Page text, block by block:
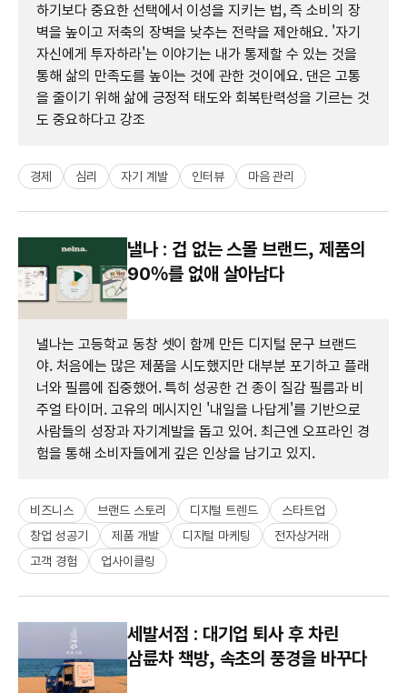
하기보다 중요한 선택에서 이성을 지키는 법, 즉 소비의 장
벽을 높이고 저축의 장벽을 낮추는 전략을 제안해요. '자기
자신에게 투자하라'는 이야기는 내가 통제할 수 있는 것을
통해 삶의 만족도를 높이는 것에 관한 것이에요. 댄은 고통
을 줄이기 위해 삶에 긍정적 태도와 회복탄력성을 기르는 것
도 중요하다고 강조
경제 심리 자기 계발 인터뷰 마음 관리
낼나 : 겁 없는 스몰 브랜드, 제품의
90%를 없애 살아남다
낼나는 고등학교 동창 셋이 함께 만든 디지털 문구 브랜드
야. 처음에는 많은 제품을 시도했지만 대부분 포기하고 플래
너와 필름에 집중했어. 특히 성공한 건 종이 질감 필름과 비
주얼 타이머. 고유의 메시지인 '내일을 나답게'를 기반으로
사람들의 성장과 자기계발을 돕고 있어. 최근엔 오프라인 경
험을 통해 소비자들에게 깊은 인상을 남기고 있지.
비즈니스 브랜드 스토리 디지털 트렌드
스타트업
창업 성공기
제품 개발 디지털 마케팅
전자상거래
고객 경험
업사이클링
세발서점 : 대기업 퇴사 후 차린
삼륜차 책방, 속초의 풍경을 바꾸다